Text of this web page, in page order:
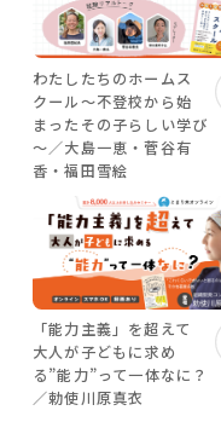
わたしたちのホームス
クール～不登校から始
まったその子らしい学び
～／大島一恵・菅谷有
香・福田雪絵
「能力主義」を超えて
大人が子どもに求め
る”能力”って一体なに？
／勅使川原真衣